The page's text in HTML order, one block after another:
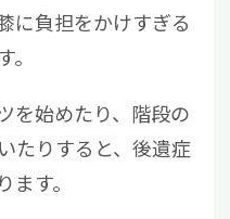
に負担をかけすぎる
を始めたり、階段の
たりすると、後遺症
す。